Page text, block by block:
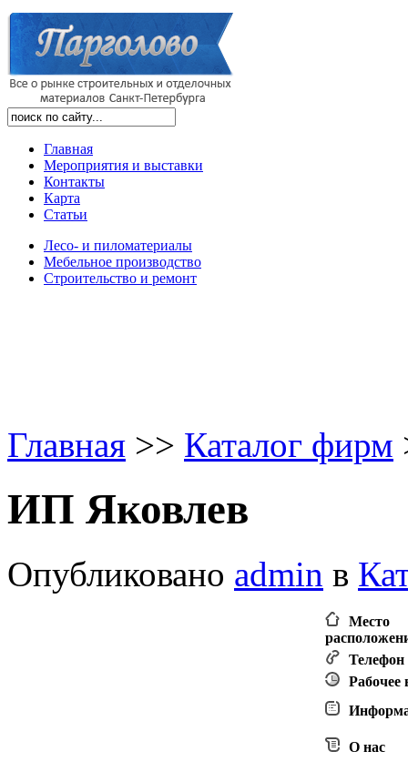
Главная
Мероприятия и выставки
Контакты
Карта
Статьи
Лесо- и пиломатериалы
Мебельное производство
Строительство и ремонт
Главная >> Каталог фирм
ИП Яковлев
Опубликовано admin в
Место
Телефон
Рабочее
О нас